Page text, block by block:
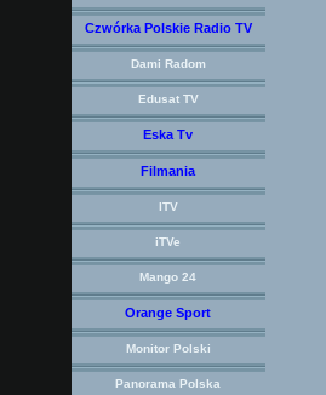
Czwórka Polskie Radio TV
Dami Radom
Edusat TV
Eska Tv
Filmania
ITV
iTVe
Mango 24
Orange Sport
Monitor Polski
Panorama Polska